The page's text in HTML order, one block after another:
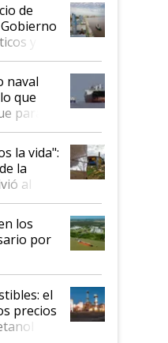
de
y
naval
que
parado
la vida":
la
al
los
por
tras
los
el
precios